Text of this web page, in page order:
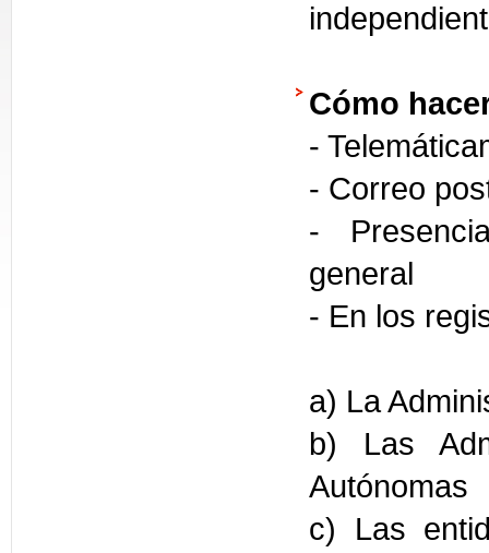
Cómo
-
- Correo
-
general
- En los
a) La
b) Las
Autónomas
c) Las